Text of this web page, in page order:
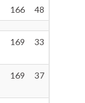
166 48
169 33
169 37